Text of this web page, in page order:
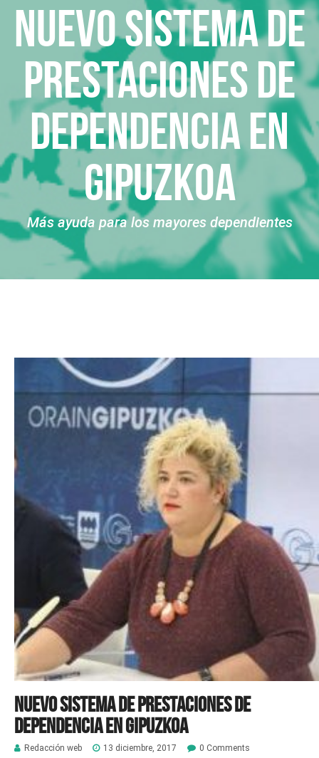
Nuevo sistema de
prestaciones de
dependencia en
Gipuzkoa
Más ayuda para los mayores dependientes
Nuevo sistema de prestaciones de
dependencia en Gipuzkoa
Redacción web 13 diciembre, 2017 0 Comments